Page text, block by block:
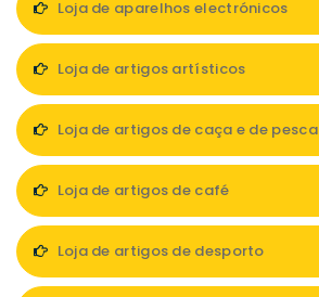
Loja de aparelhos electrónicos
Loja de artigos artísticos
Loja de artigos de caça e de pesca
Loja de artigos de café
Loja de artigos de desporto